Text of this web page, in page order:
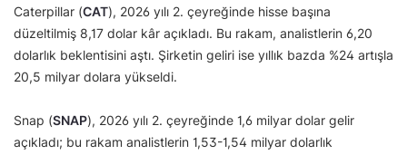
Caterpillar (CAT), 2026 yılı 2. çeyreğinde hisse başına
düzeltilmiş 8,17 dolar kâr açıkladı. Bu rakam, analistlerin 6,20
dolarlık beklentisini aştı. Şirketin geliri ise yıllık bazda %24 artışla
20,5 milyar dolara yükseldi.
Snap (SNAP), 2026 yılı 2. çeyreğinde 1,6 milyar dolar gelir
açıkladı; bu rakam analistlerin 1,53-1,54 milyar dolarlık